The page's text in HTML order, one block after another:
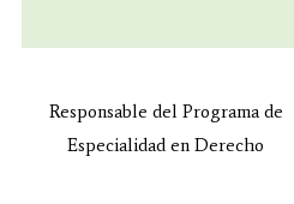
Responsable del Programa de
Especialidad en Derecho